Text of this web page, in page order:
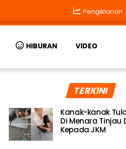
Pengiklanan
HIBURAN VIDEO
TERKINI
Kanak-kanak
Di Menara Tinjau
Kepada JKM